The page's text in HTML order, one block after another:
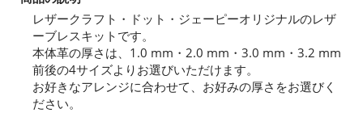
レザークラフト・ドット・ジェーピーオリジナルのレザ
ーブレスキットです。
本体革の厚さは、1.0 mm・2.0 mm・3.0 mm・3.2 mm
前後の4サイズよりお選びいただけます。
お好きなアレンジに合わせて、お好みの厚さをお選びく
ださい。